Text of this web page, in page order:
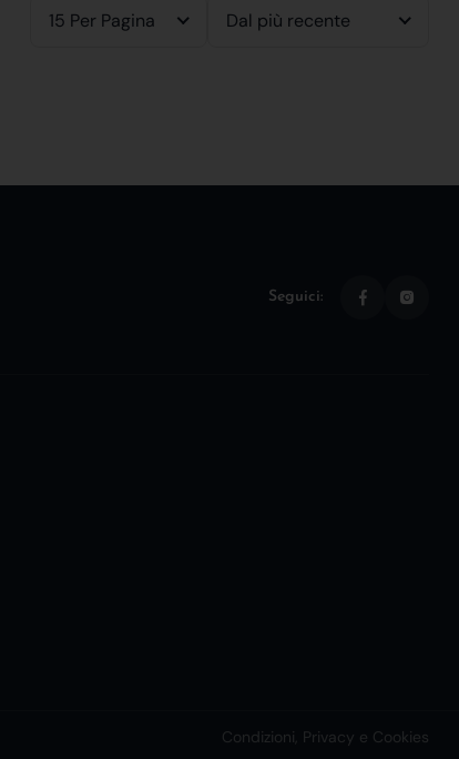
15 Per Pagina Dal più recente
Seguici:
Condizioni, Privacy e Cookies